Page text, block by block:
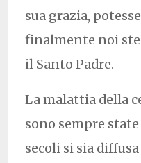
sua grazia,
finalmente noi
il Santo Padre.
La malattia della
sono sempre
secoli si sia